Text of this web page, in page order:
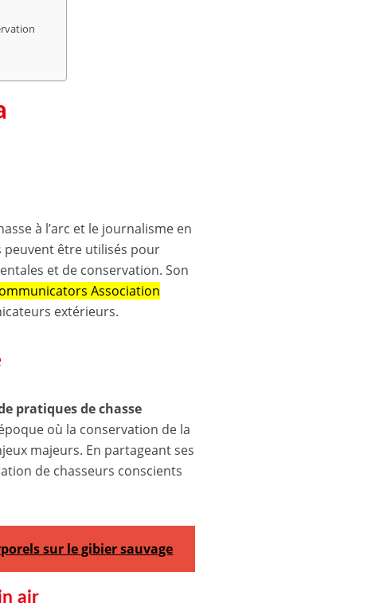
à l’arc et le journalisme en
peuvent être utilisés pour
et de conservation. Son
Association
extérieurs.
pratiques de chasse
où la conservation de la
majeurs. En partageant ses
de chasseurs conscients
sur le gibier sauvage
air